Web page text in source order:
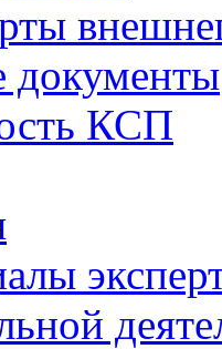
документы
КСП